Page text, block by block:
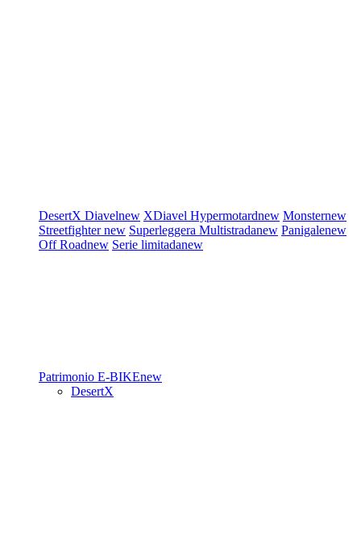
DesertX Diavelnew XDiavel Hypermotardnew Monsternew
Streetfighternew Superleggera Multistradanew Panigalenew
Off Roadnew Serie limitadanew
Patrimonio E-BIKEnew
DesertX